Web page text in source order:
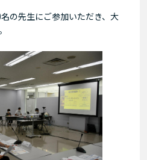
の先生にご参加いただき、大